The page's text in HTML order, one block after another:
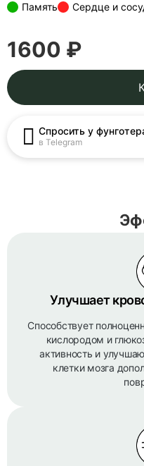
Память
Сердце и
1600 ₽
Спросить у
в Telegram
Улучшает
Способствует
кислородом и
активность и
клетки мозга